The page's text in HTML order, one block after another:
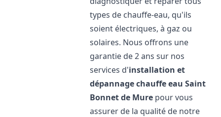
types de chauffe-eau, qu'ils
soient électriques, à gaz ou
solaires. Nous offrons une
garantie de 2 ans sur nos
services d'installation et
dépannage chauffe eau Saint
Bonnet de Mure pour vous
assurer de la qualité de notre